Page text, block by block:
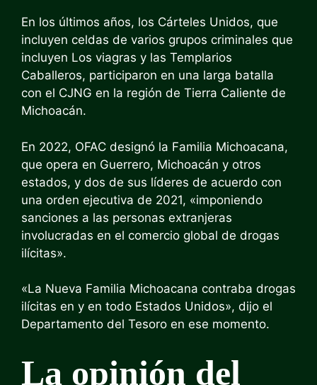
En los últimos años, los Cárteles Unidos, que
incluyen celdas de varios grupos criminales que
incluyen Los viagras y las Templarios
Caballeros, participaron en una larga batalla
con el CJNG en la región de Tierra Caliente de
Michoacán.
En 2022, OFAC designó la Familia Michoacana,
que opera en Guerrero, Michoacán y otros
estados, y dos de sus líderes de acuerdo con
una orden ejecutiva de 2021, «imponiendo
sanciones a las personas extranjeras
involucradas en el comercio global de drogas
ilícitas».
«La Nueva Familia Michoacana contraba drogas
ilícitas en y en todo Estados Unidos», dijo el
Departamento del Tesoro en ese momento.
La opinión del